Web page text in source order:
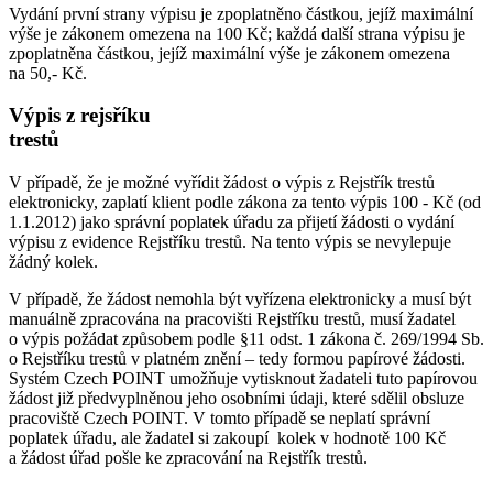
Vydání první strany výpisu je zpoplatněno částkou, jejíž maximální
výše je zákonem omezena na 100 Kč; každá další strana výpisu je
zpoplatněna částkou, jejíž maximální výše je zákonem omezena
na 50,- Kč.
Výpis z rejsříku
V případě, že je možné vyřídit žádost o výpis z Rejstřík trestů
elektronicky, zaplatí klient podle zákona za tento výpis 100 - Kč (od
1.1.2012) jako správní poplatek úřadu za přijetí žádosti o vydání
výpisu z evidence Rejstříku trestů. Na tento výpis se nevylepuje
žádný kolek.
V případě, že žádost nemohla být vyřízena elektronicky a musí být
manuálně zpracována na pracovišti Rejstříku trestů, musí žadatel
o výpis požádat způsobem podle §11 odst. 1 zákona č. 269/1994 Sb.
o Rejstříku trestů v platném znění – tedy formou papírové žádosti.
Systém Czech POINT umožňuje vytisknout žadateli tuto papírovou
žádost již předvyplněnou jeho osobními údaji, které sdělil obsluze
pracoviště Czech POINT. V tomto případě se neplatí správní
poplatek úřadu, ale žadatel si zakoupí kolek v hodnotě 100 Kč
a žádost úřad pošle ke zpracování na Rejstřík trestů.